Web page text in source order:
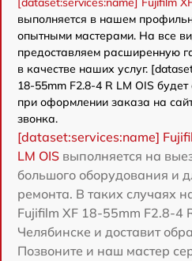
выполняется в нашем
опытными мастерами. На все
предоставляем расширенную
в качестве наших услуг.
18-55mm F2.8-4 R LM OIS
при оформлении заказа на
звонка.
[dataset:services:name]
LM OIS выполняется на
большого оборудования и
ремонта. В таких случаях
Fujifilm XF 18-55mm F2.8-4
Челябинске и доставит
Позвоните и наш мастер